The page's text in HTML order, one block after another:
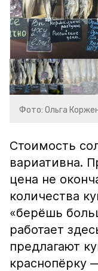
Фото: Ольга
Стоимость
вариативна.
цена не
количества
«берёшь
работает
предлагают
краснопёрку